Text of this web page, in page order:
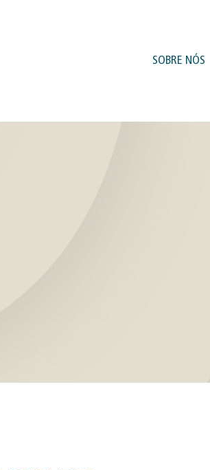
SOBRE NÓS